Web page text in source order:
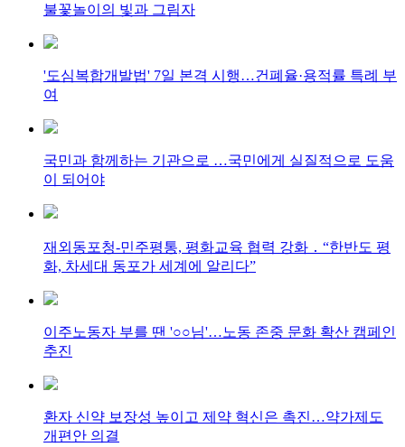
불꽃놀이의 빛과 그림자
'도심복합개발법' 7일 본격 시행…건폐율·용적률 특례 부
여
국민과 함께하는 기관으로 …국민에게 실질적으로 도움
이 되어야
재외동포청-민주평통, 평화교육 협력 강화 ․ “한반도 평
화, 차세대 동포가 세계에 알리다”
이주노동자 부를 땐 '○○님'…노동 존중 문화 확산 캠페인
추진
환자 신약 보장성 높이고 제약 혁신은 촉진…약가제도
개편안 의결